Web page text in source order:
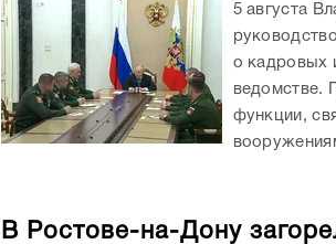
5 августа
о кадровых
ведомстве.
функции,
В Ростове-на-Дону